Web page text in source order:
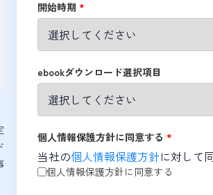
開始時期 *
ebookダウンロード選択項目
個人情報保護方針に同意する *
当社の個人情報保護方針に対して
個人情報保護方針に同意する